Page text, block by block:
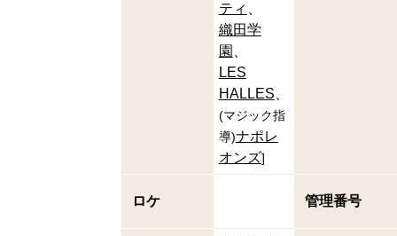
ティ
織田学
園
LES
HALLES
(マジック指
導)ナポレ
オンズ]
ロケ 管理番号